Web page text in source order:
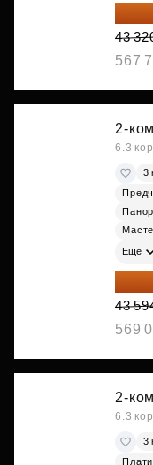
28
43
567
2-
6.3
3
Ещё
28
43
569
2-
6.3
3